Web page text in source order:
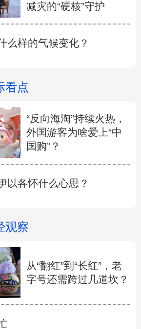
减灾的“硬核”守护
么样的气候变化？
看点
“反向海淘”持续火热，
外国游客为啥爱上“中
国购”？
以各怀什么心思？
观察
从“翻红”到“长红”，老
字号还需跨过几道坎？